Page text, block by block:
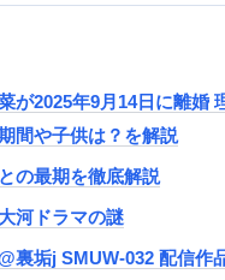
が2025年9月14日に離婚
間や子供は？を解説
の最期を徹底解説
河ドラマの謎
裏垢j SMUW-032 配信作